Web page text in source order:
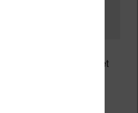
tient bien la liseuse et
de nous glisser des